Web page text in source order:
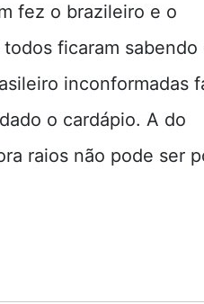
fez o brazileiro e o
ficaram sabendo
inconformadas
o cardápio. A do
raios não pode ser